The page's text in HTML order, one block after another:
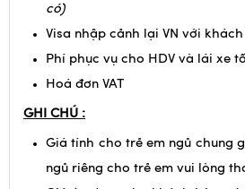
Phí Visa điểm đến dành cho
có)
Visa nhập cảnh lại VN với
Phí phục vụ cho HDV và lái xe
Hoá đơn VAT
GHI CHÚ :
Giá tính cho trẻ em ngủ chung